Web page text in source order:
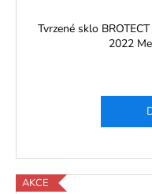
Tvrzené sklo
2022
AKCE